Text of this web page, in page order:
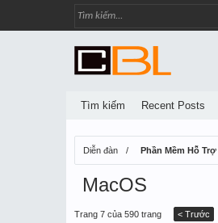
Diễn đàn Phần Mềm Hỗ Trợ
MacOS
Trang 7 của 590 trang < Trước
Tìm kiếm Recent Posts